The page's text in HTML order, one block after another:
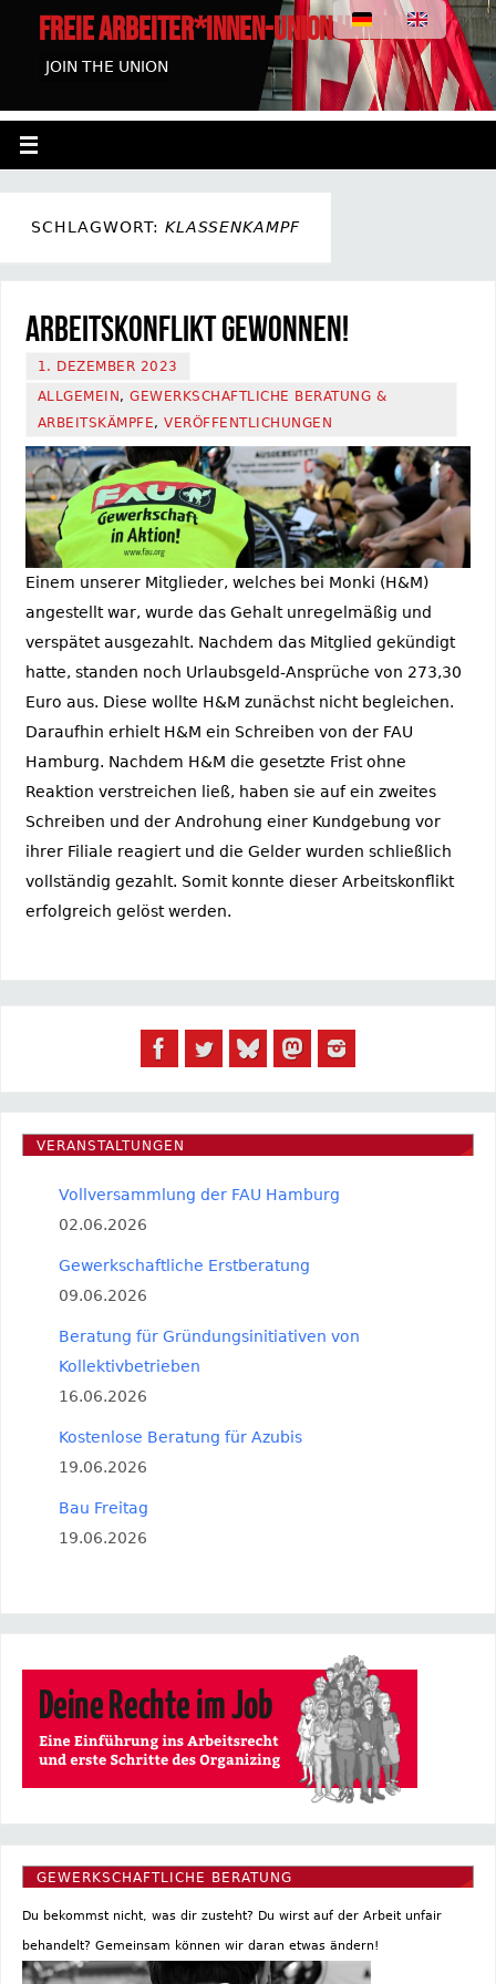
FREIE ARBEITER*INNEN-UNION HAMBURG
JOIN THE UNION
SCHLAGWORT: KLASSENKAMPF
Arbeitskonflikt gewonnen!
1. DEZEMBER 2023
ALLGEMEIN ,GEWERKSCHAFTLICHE BERATUNG &
ARBEITSKÄMPFE,VERÖFFENTLICHUNGEN
Einem unserer Mitglieder, welches bei Monki (H&M)
angestellt war, wurde das Gehalt unregelmäßig und
verspätet ausgezahlt. Nachdem das Mitglied gekündigt
hatte, standen noch Urlaubsgeld-Ansprüche von 273,30
Euro aus. Diese wollte H&M zunächst nicht begleichen.
Daraufhin erhielt H&M ein Schreiben von der FAU
Hamburg. Nachdem H&M die gesetzte Frist ohne
Reaktion verstreichen ließ, haben sie auf ein zweites
Schreiben und der Androhung einer Kundgebung vor
ihrer Filiale reagiert und die Gelder wurden schließlich
vollständig gezahlt. Somit konnte dieser Arbeitskonflikt
erfolgreich gelöst werden.
VERANSTALTUNGEN
Vollversammlung der FAU Hamburg
02.06.2026
Gewerkschaftliche Erstberatung
09.06.2026
Beratung für Gründungsinitiativen von
Kollektivbetrieben
16.06.2026
Kostenlose Beratung für Azubis
19.06.2026
Bau Freitag
19.06.2026
GEWERKSCHAFTLICHE BERATUNG
Du bekommst nicht, was dir zusteht? Du wirst auf der Arbeit unfair
behandelt? Gemeinsam können wir daran etwas ändern!